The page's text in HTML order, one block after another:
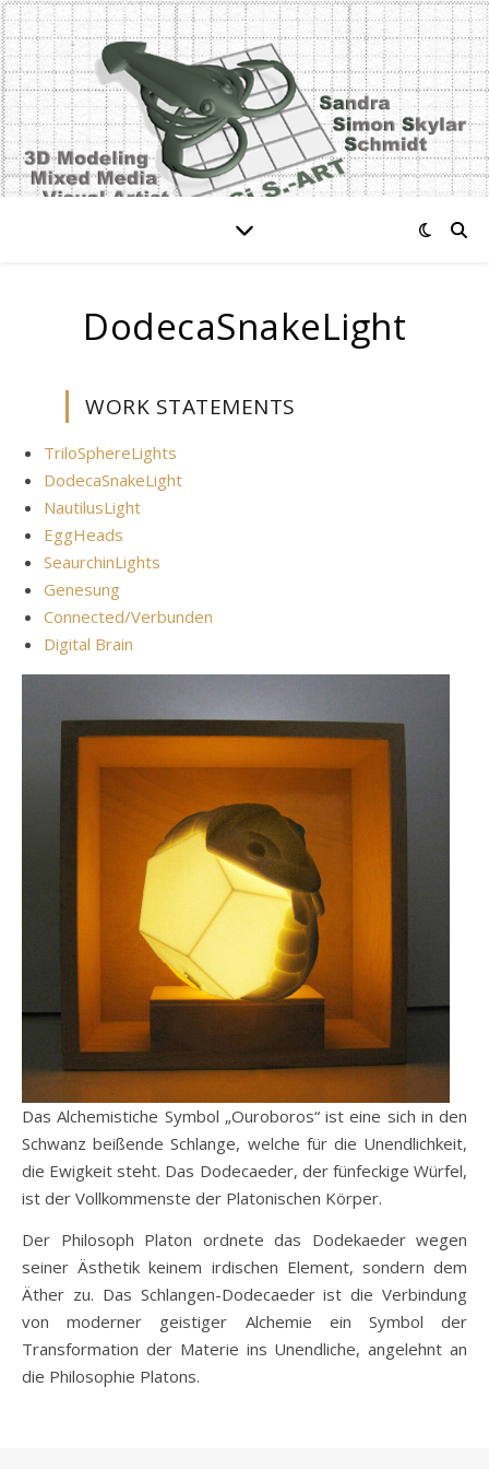
DodecaSnakeLight
WORK STATEMENTS
TriloSphereLights
DodecaSnakeLight
NautilusLight
EggHeads
SeaurchinLights
Genesung
Connected/Verbunden
Digital Brain
Das Alchemistiche Symbol „Ouroboros“ ist eine sich in den
Schwanz beißende Schlange, welche für die Unendlichkeit,
die Ewigkeit steht. Das Dodecaeder, der fünfeckige Würfel,
ist der Vollkommenste der Platonischen Körper.
Der Philosoph Platon ordnete das Dodekaeder wegen
seiner Ästhetik keinem irdischen Element, sondern dem
Äther zu. Das Schlangen-Dodecaeder ist die Verbindung
von moderner geistiger Alchemie ein Symbol der
Transformation der Materie ins Unendliche, angelehnt an
die Philosophie Platons.